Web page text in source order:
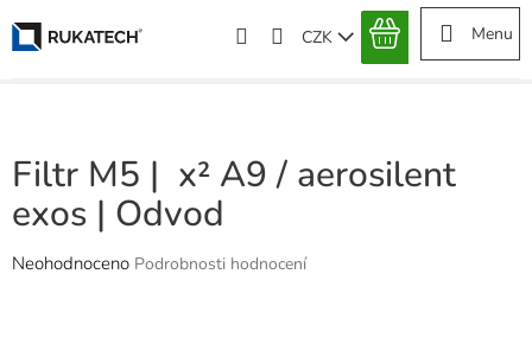
CZK
NÁKUPNÍ
Filtr M5 | x² A9 / aerosilent
exos | Odvod
Průměrné
Neohodnoceno Podrobnosti hodnocení